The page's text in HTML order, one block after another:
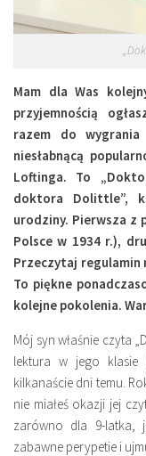
Lifestyle
Wydarzenia
Podróże
Mam dla Was
przyjemnością
razem do
niesłabnącą
Loftinga. To
doktora Dolittle”,
urodziny. Pierwsza z
Polsce w 1934 r.),
Przeczytaj regulamin
To piękne
kolejne pokolenia.
Mój syn właśnie czyta
lektura w jego klasie
kilkanaście dni temu.
nie miałeś okazji jej
zarówno dla 9-latka,
zabawne perypetie i